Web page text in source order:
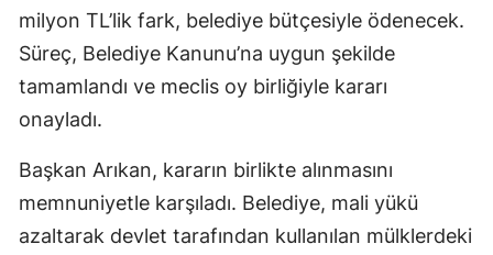
milyon TL’lik fark, belediye bütçesiyle ödenecek.
Süreç, Belediye Kanunu’na uygun şekilde
tamamlandı ve meclis oy birliğiyle kararı
onayladı.
Başkan Arıkan, kararın birlikte alınmasını
memnuniyetle karşıladı. Belediye, mali yükü
azaltarak devlet tarafından kullanılan mülklerdeki